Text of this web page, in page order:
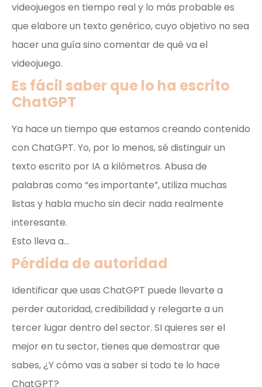
videojuegos en tiempo real y lo más probable es
que elabore un texto genérico, cuyo objetivo no sea
hacer una guía sino comentar de qué va el
videojuego.
Es fácil saber que lo ha escrito
ChatGPT
Ya hace un tiempo que estamos creando contenido
con ChatGPT. Yo, por lo menos, sé distinguir un
texto escrito por IA a kilómetros. Abusa de
palabras como “es importante”, utiliza muchas
listas y habla mucho sin decir nada realmente
interesante.
Esto lleva a…
Pérdida de autoridad
Identificar que usas ChatGPT puede llevarte a
perder autoridad, credibilidad y relegarte a un
tercer lugar dentro del sector. SI quieres ser el
mejor en tu sector, tienes que demostrar que
sabes, ¿Y cómo vas a saber si todo te lo hace
ChatGPT?